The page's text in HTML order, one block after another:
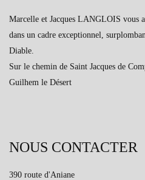
Marcelle et Jacques LANGLOIS vous
dans un cadre exceptionnel,
Diable.
Sur le chemin de Saint Jacques de
Guilhem le Désert
NOUS CONTACTER
390 route d'Aniane